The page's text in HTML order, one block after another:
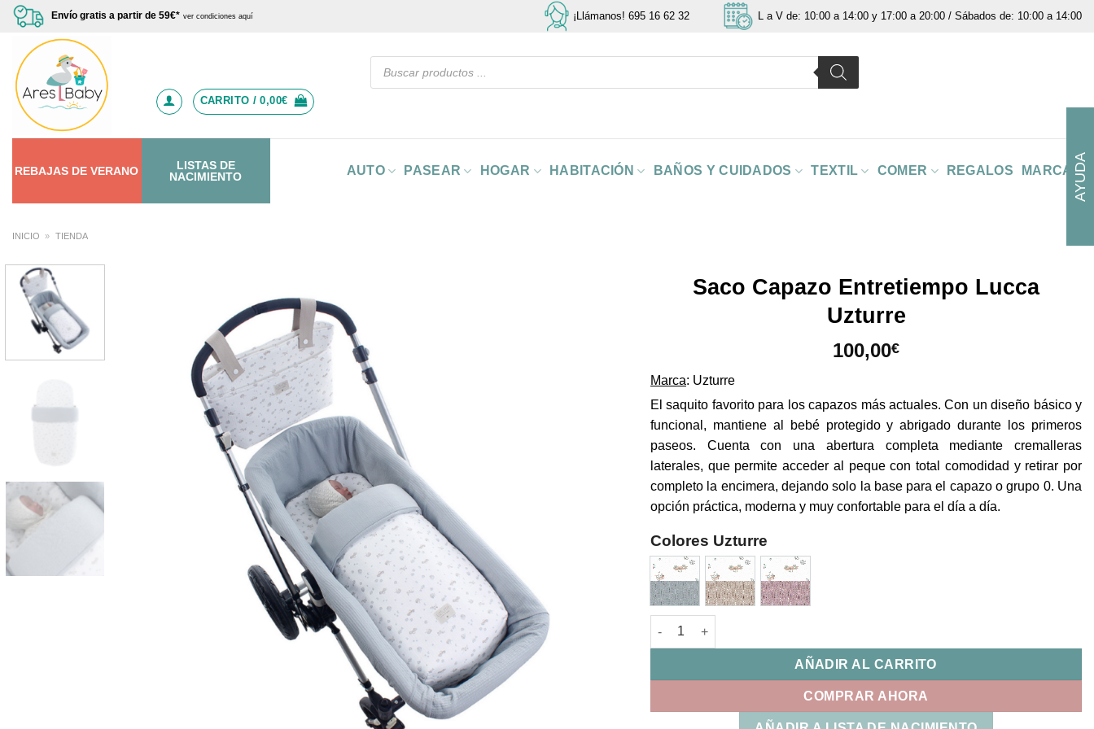
Saltar
contenido
Envío gratis a partir de 59€* ver condiciones aquí ¡Llámanos! 695 16 62 32 L a V de: 10:00 a 14:00 y 17:00 a 20:00 / Sábados de: 10:00 a 14:00
Búsqueda
CARRITO /0,00€
REBAJAS DEVERANO
LISTAS DE
NACIMIENTO
AUTO PASEAR HOGAR HABITACIÓN BAÑOS Y CUIDADOS TEXTIL COMER REGALOS MARCAS
INICIO » TIENDA
Saco Capazo Entretiempo Lucca
Uzturre
100,00€
Marca: Uzturre
El saquito favorito para los capazos más actuales. Con un diseño básico y
funcional, mantiene al bebé protegido y abrigado durante los primeros
paseos. Cuenta con una abertura completa mediante cremalleras
laterales, que permite acceder al peque con total comodidad y retirar por
completo la encimera, dejando solo la base para el capazo o grupo 0. Una
opción práctica, moderna y muy confortable para el día a día.
Colores Uzturre
Saco Capazo Entretiempo Lucca Uzturre cantidad
AÑADIR AL CARRITO
COMPRAR AHORA
AYUDA